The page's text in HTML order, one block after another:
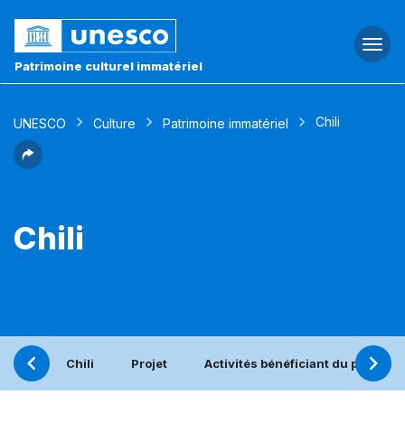
Patrimoine culturel immatériel
UNESCO Culture Patrimoine immatériel Chili
Chili
Chili Projet Activités bénéficiant du